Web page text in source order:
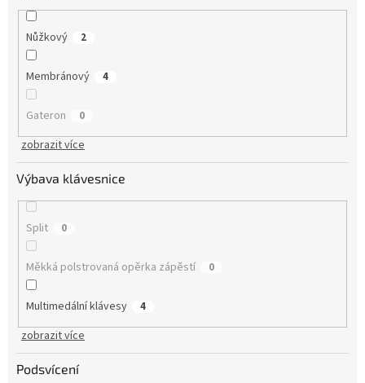
Nůžkový 2
Membránový 4
Gateron 0
zobrazit více
Výbava klávesnice
Split 0
Měkká polstrovaná opěrka zápěstí 0
Multimedální klávesy 4
zobrazit více
Podsvícení